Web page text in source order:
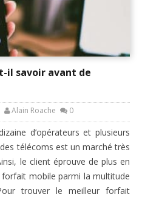
il savoir avant de
Alain Roache 0
d’opérateurs et plusieurs
télécoms est un marché très
le client éprouve de plus en
mobile parmi la multitude
trouver le meilleur forfait